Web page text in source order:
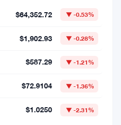
$64,352.72 ▼ -0.53%
$1,902.93 ▼ -0.28%
$587.29 ▼ -1.21%
$72.9104 ▼ -1.36%
$1.0250 ▼ -2.31%